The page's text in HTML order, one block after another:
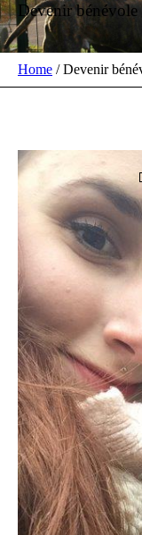
Devenir
Home /Devenir